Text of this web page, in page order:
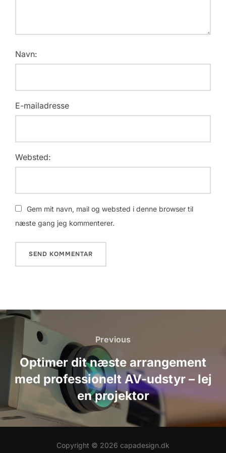
Navn:
E-mailadresse
Websted:
Gem mit navn, mail og websted i denne browser til
næste gang jeg kommenterer.
Indlægsnavigation
Previous
Previous
Optimer dit næste arrangement
med professionelt AV-udstyr – lej
en projektor
Copyright © 2026 capadesign.dk